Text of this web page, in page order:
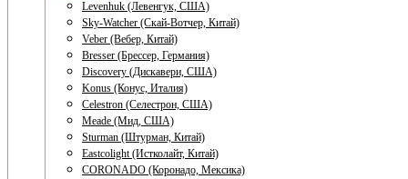
Levenhuk (Левенгук, США)
Sky-Watcher (Скай-Вотчер, Китай)
Veber (Вебер, Китай)
Bresser (Брессер, Германия)
Discovery (Дискавери, США)
Konus (Конус, Италия)
Celestron (Селестрон, США)
Meade (Мид, США)
Sturman (Штурман, Китай)
Eastcolight (Истколайт, Китай)
CORONADO (Коронадо, Мексика)